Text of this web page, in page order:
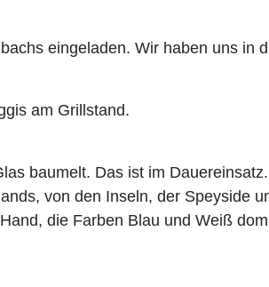
eingeladen. Wir haben uns in
am Grillstand.
baumelt. Das ist im
von den Inseln, der Speyside
die Farben Blau und Weiß